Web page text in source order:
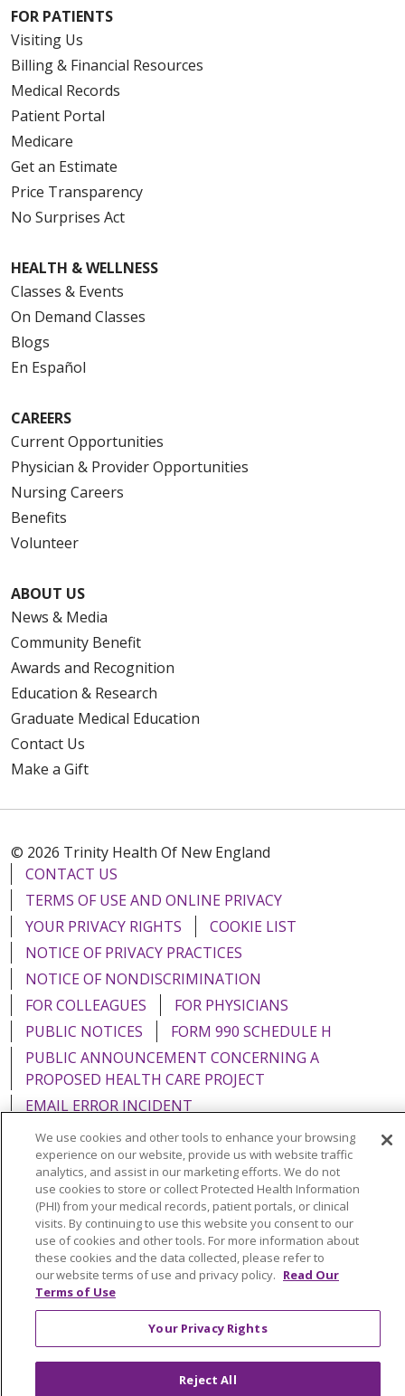
FOR PATIENTS
Visiting Us
Billing & Financial Resources
Medical Records
Patient Portal
Medicare
Get an Estimate
Price Transparency
No Surprises Act
HEALTH & WELLNESS
Classes & Events
On Demand Classes
Blogs
En Español
CAREERS
Current Opportunities
Physician & Provider Opportunities
Nursing Careers
Benefits
Volunteer
ABOUT US
News & Media
Community Benefit
Awards and Recognition
Education & Research
Graduate Medical Education
Contact Us
Make a Gift
© 2026 Trinity Health Of New England
CONTACT US
TERMS OF USE AND ONLINE PRIVACY
YOUR PRIVACY RIGHTS
COOKIE LIST
NOTICE OF PRIVACY PRACTICES
NOTICE OF NONDISCRIMINATION
FOR COLLEAGUES
FOR PHYSICIANS
PUBLIC NOTICES
FORM 990 SCHEDULE H
PUBLIC ANNOUNCEMENT CONCERNING A
PROPOSED HEALTH CARE PROJECT
EMAIL ERROR INCIDENT
Language Assistance: English Español
Italiano
POLSKI
Português do Brasil 中文
Tagalog
Tiếng Việt
Français 한국어 عربى
РУССКИЙ
Kabuverdianu
हिंदी ગુજરાતી
We use cookies and other tools to enhance your browsing
experience on our website, provide us with website traffic
analytics, and assist in our marketing efforts. We do not
use cookies to store or collect Protected Health Information
(PHI) from your medical records, patient portals, or clinical
visits. By continuing to use this website you consent to our
use of cookies and other tools. For more information about
these cookies and the data collected, please refer to
our website terms of use and privacy policy. Read Our
Terms of Use
Your Privacy Rights
Reject All